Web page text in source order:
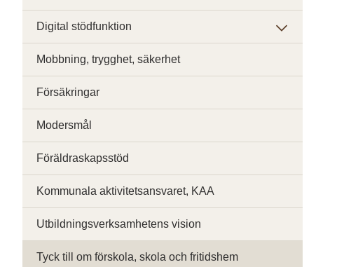
Digital stödfunktion
Mobbning, trygghet, säkerhet
Försäkringar
Modersmål
Föräldraskapsstöd
Kommunala aktivitetsansvaret, KAA
Utbildningsverksamhetens vision
Tyck till om förskola, skola och fritidshem